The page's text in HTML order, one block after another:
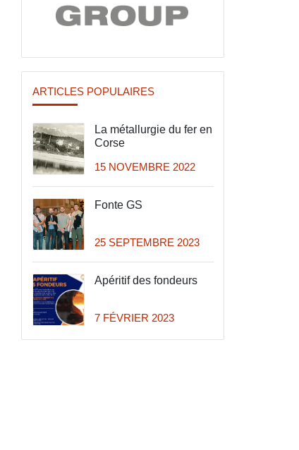
ARTICLES POPULAIRES
La métallurgie du fer en
Corse
15 NOVEMBRE 2022
Fonte GS
25 SEPTEMBRE 2023
Apéritif des fondeurs
7 FÉVRIER 2023